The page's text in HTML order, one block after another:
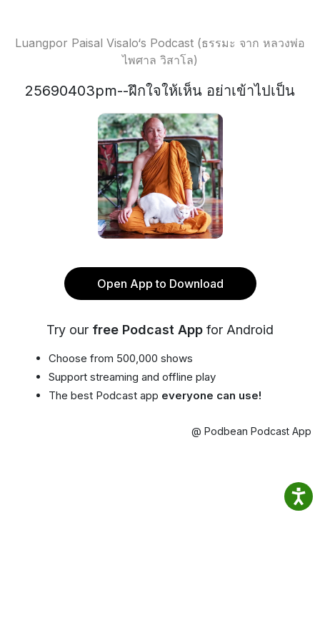
Luangpor Paisal Visalo‘s Podcast (ธรรมะ จาก หลวงพ่อ
ไพศาล วิสาโล)
25690403pm--ฝึกใจให้เห็น อย่าเข้าไปเป็น
Open App to Download
Try our free Podcast App for Android
Choose from 500,000 shows
Support streaming and offline play
The best Podcast app everyone can use!
@ Podbean Podcast App